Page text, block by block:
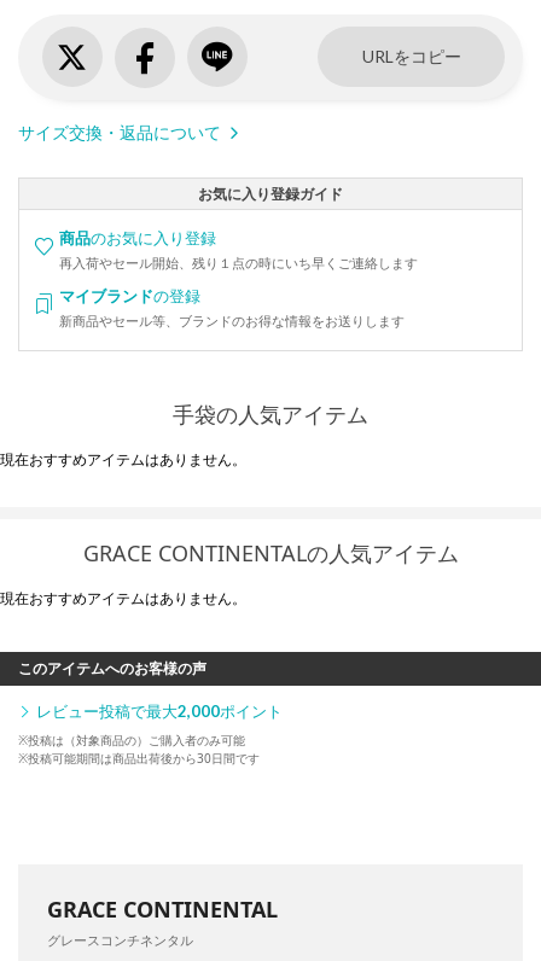
URLをコピー
サイズ交換・返品について
お気に入り登録ガイド
商品のお気に入り登録
再入荷やセール開始、残り１点の時にいち早くご連絡します
マイブランドの登録
新商品やセール等、ブランドのお得な情報をお送りします
手袋の人気アイテム
現在おすすめアイテムはありません。
GRACE CONTINENTALの人気アイテム
現在おすすめアイテムはありません。
このアイテムへのお客様の声
レビュー投稿で最大2,000ポイント
※投稿は（対象商品の）ご購入者のみ可能
※投稿可能期間は商品出荷後から30日間です
GRACE CONTINENTAL
グレースコンチネンタル